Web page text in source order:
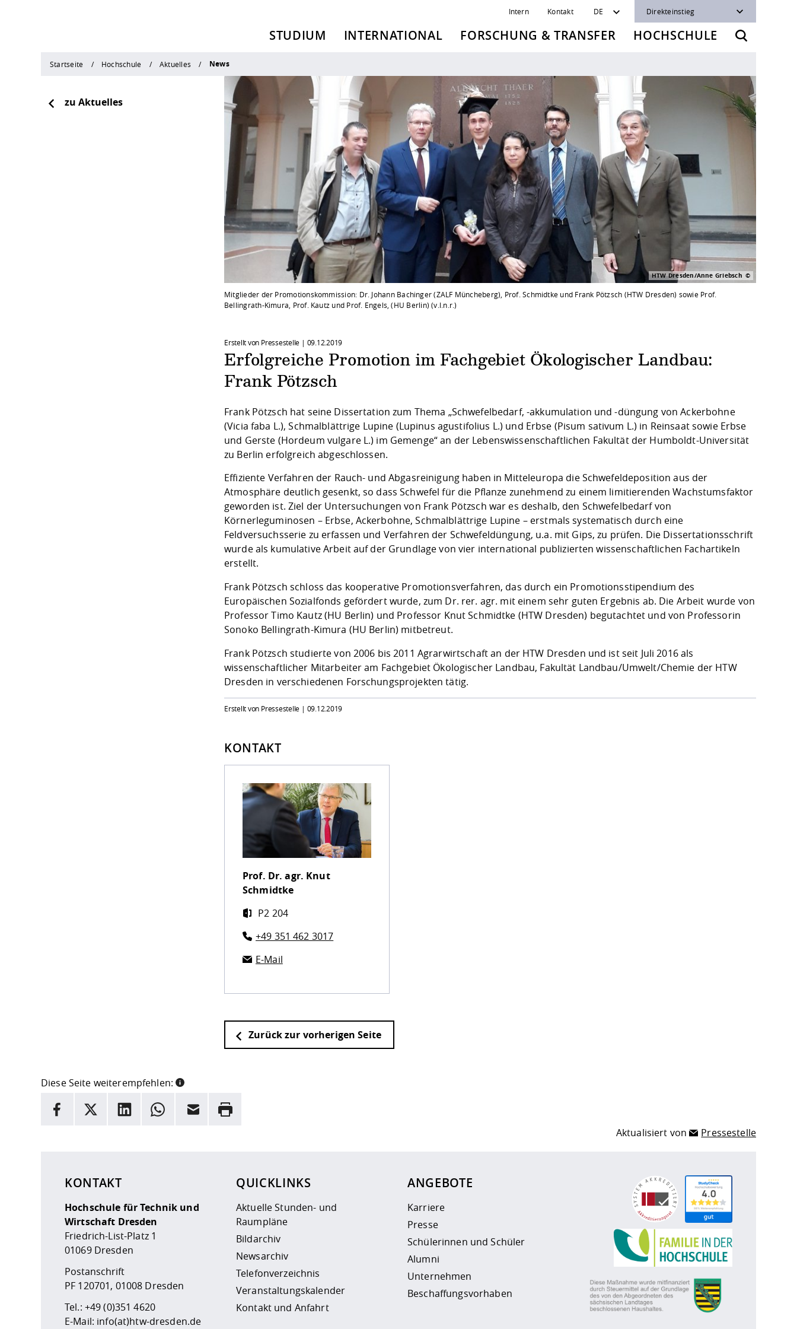
Intern Kontakt DE Direkteinstieg
STUDIUM INTERNATIONAL FORSCHUNG & TRANSFER HOCHSCHULE
Startseite Hochschule Aktuelles News
zu Aktuelles
HTW Dresden/Anne Griebsch
Mitglieder der Promotionskommission: Dr. Johann Bachinger (ZALF Müncheberg), Prof. Schmidtke und Frank Pötzsch (HTW Dresden) sowie Prof.
Bellingrath-Kimura, Prof. Kautz und Prof. Engels, (HU Berlin) (v.l.n.r.)
Erstellt von Pressestelle | 09.12.2019
Erfolgreiche Promotion im Fachgebiet Ökologischer Landbau:
Frank Pötzsch
Frank Pötzsch hat seine Dissertation zum Thema „Schwefelbedarf, -akkumulation und -düngung von Ackerbohne
(Vicia faba L.), Schmalblättrige Lupine (Lupinus agustifolius L.) und Erbse (Pisum sativum L.) in Reinsaat sowie Erbse
und Gerste (Hordeum vulgare L.) im Gemenge“ an der Lebenswissenschaftlichen Fakultät der Humboldt-Universität
zu Berlin erfolgreich abgeschlossen.
Effiziente Verfahren der Rauch- und Abgasreinigung haben in Mitteleuropa die Schwefeldeposition aus der
Atmosphäre deutlich gesenkt, so dass Schwefel für die Pflanze zunehmend zu einem limitierenden Wachstumsfaktor
geworden ist. Ziel der Untersuchungen von Frank Pötzsch war es deshalb, den Schwefelbedarf von
Körnerleguminosen – Erbse, Ackerbohne, Schmalblättrige Lupine – erstmals systematisch durch eine
Feldversuchsserie zu erfassen und Verfahren der Schwefeldüngung, u.a. mit Gips, zu prüfen. Die Dissertationsschrift
wurde als kumulative Arbeit auf der Grundlage von vier international publizierten wissenschaftlichen Fachartikeln
erstellt.
Frank Pötzsch schloss das kooperative Promotionsverfahren, das durch ein Promotionsstipendium des
Europäischen Sozialfonds gefördert wurde, zum Dr. rer. agr. mit einem sehr guten Ergebnis ab. Die Arbeit wurde von
Professor Timo Kautz (HU Berlin) und Professor Knut Schmidtke (HTW Dresden) begutachtet und von Professorin
Sonoko Bellingrath-Kimura (HU Berlin) mitbetreut.
Frank Pötzsch studierte von 2006 bis 2011 Agrarwirtschaft an der HTW Dresden und ist seit Juli 2016 als
wissenschaftlicher Mitarbeiter am Fachgebiet Ökologischer Landbau, Fakultät Landbau/Umwelt/Chemie der HTW
Dresden in verschiedenen Forschungsprojekten tätig.
Erstellt von Pressestelle | 09.12.2019
KONTAKT
Prof. Dr. agr. Knut
Schmidtke
P2 204
+49 351 462 3017
E-Mail
Zurück zur vorherigen Seite
Diese Seite weiterempfehlen:
INFORMATION
Facebook
X LinkedInWhatsappE-Mail Drucken
Aktualisiert von Pressestelle
KONTAKT
Hochschule für Technik und
Wirtschaft Dresden
Friedrich-List-Platz 1
01069 Dresden
Postanschrift
PF 120701, 01008 Dresden
Tel.: +49 (0)351 4620
E-Mail: info(at)htw-dresden.de
QUICKLINKS
Aktuelle Stunden- und
Raumpläne
Bildarchiv
Newsarchiv
Telefonverzeichnis
Veranstaltungskalender
Kontakt und Anfahrt
ANGEBOTE
Karriere
Presse
Schülerinnen und Schüler
Alumni
Unternehmen
Beschaffungsvorhaben